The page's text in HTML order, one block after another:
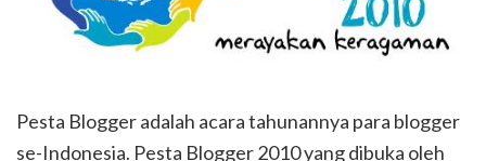
Pesta Blogger adalah acara tahunannya para blogger
se-Indonesia. Pesta Blogger 2010 yang dibuka oleh